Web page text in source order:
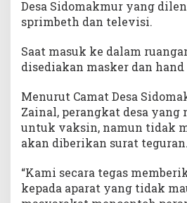
Desa Sidomakmur yang
sprimbeth dan televisi.
Saat masuk ke dalam
disediakan masker dan
Menurut Camat Desa
Zainal, perangkat desa yang
untuk vaksin, namun tidak
akan diberikan surat teguran.
“Kami secara tegas
kepada aparat yang tidak